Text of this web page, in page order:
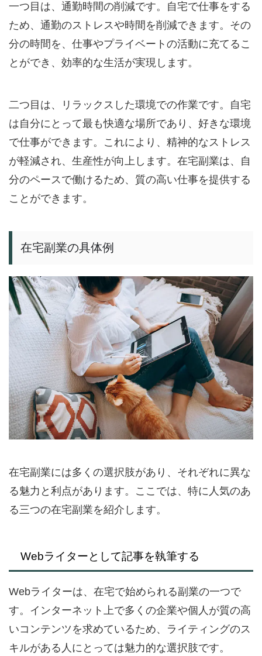
一つ目は、通勤時間の削減です。自宅で仕事をする
ため、通勤のストレスや時間を削減できます。その
分の時間を、仕事やプライベートの活動に充てるこ
とができ、効率的な生活が実現します。
二つ目は、リラックスした環境での作業です。自宅
は自分にとって最も快適な場所であり、好きな環境
で仕事ができます。これにより、精神的なストレス
が軽減され、生産性が向上します。在宅副業は、自
分のペースで働けるため、質の高い仕事を提供する
ことができます。
在宅副業の具体例
在宅副業には多くの選択肢があり、それぞれに異な
る魅力と利点があります。ここでは、特に人気のあ
る三つの在宅副業を紹介します。
Webライターとして記事を執筆する
Webライターは、在宅で始められる副業の一つで
す。インターネット上で多くの企業や個人が質の高
いコンテンツを求めているため、ライティングのス
キルがある人にとっては魅力的な選択肢です。